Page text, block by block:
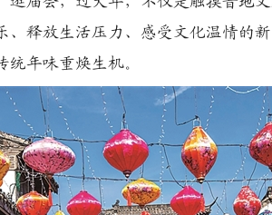
、释放生活压力、感受文化温情的
年味重焕生机。